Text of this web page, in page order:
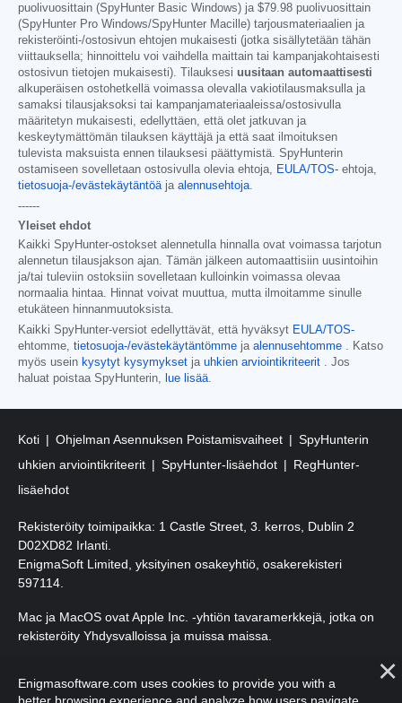
puolivuosittain (SpyHunter Basic Windows) ja $79.98 puolivuosittain
(SpyHunter Pro Windows/SpyHunter Macille) tarjousmateriaalien ja
rekisteröinti-/ostosivun ehtojen mukaisesti (jotka sisällytetään tähän
viittauksella; hinnoittelu voi vaihdella maittain tai kampanjakohtaisesti
ostosivun tietojen mukaisesti). Tilauksesi uusitaan automaattisesti
alkuperäisen ostohetkellä voimassa olevalla vakiotilausmaksulla ja
samaksi tilausjaksoksi tai kampanjamateriaaleissa/ostosivulla
määritetyn mukaisesti, edellyttäen, että olet jatkuvan ja
keskeytymättömän tilauksen käyttäjä ja että saat ilmoituksen
tulevista maksuista ennen tilauksesi päättymistä. SpyHunterin
ostamiseen sovelletaan ostosivulla olevia ehtoja, EULA/TOS- ehtoja,
tietosuoja-/evästekäytäntöäja alennusehtoja.
------
Yleiset ehdot
Kaikki SpyHunter-ostokset alennetulla hinnalla ovat voimassa tarjotun
alennetun tilausjakson ajan. Tämän jälkeen automaattisiin uusintoihin
ja/tai tuleviin ostoksiin sovelletaan kulloinkin voimassa olevaa
normaalia hintaa. Hinnat voivat muuttua, mutta ilmoitamme sinulle
etukäteen hinnanmuutoksista.
Kaikki SpyHunter-versiot edellyttävät, että hyväksyt EULA/TOS-
ehtomme, tietosuoja-/evästekäytäntömme ja alennusehtomme . Katso
myös usein kysytyt kysymykset ja uhkien arviointikriteerit . Jos
haluat poistaa SpyHunterin, lue lisää.
Koti Ohjelman Asennuksen Poistamisvaiheet
SpyHunterin
uhkien arviointikriteerit
SpyHunter-lisäehdot
RegHunter-
lisäehdot
Rekisteröity toimipaikka: 1 Castle Street, 3. kerros, Dublin 2
D02XD82 Irlanti.
EnigmaSoft Limited, yksityinen osakeyhtiö, osakerekisteri
597114.
Mac ja MacOS ovat Apple Inc. -yhtiön tavaramerkkejä, jotka on
rekisteröity Yhdysvalloissa ja muissa maissa.
pidätetään.
Enigmasoftware.com uses cookies to provide you with a